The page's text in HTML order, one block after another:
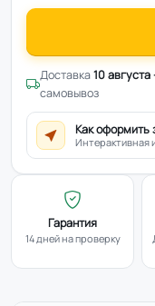
Доставка10 августа
самовывоз
Как оформить
Интерактивная
Гарантия
14 дней на проверку